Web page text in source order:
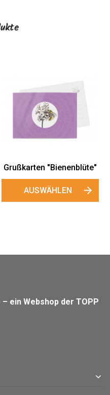
– ein Webshop der TOPP